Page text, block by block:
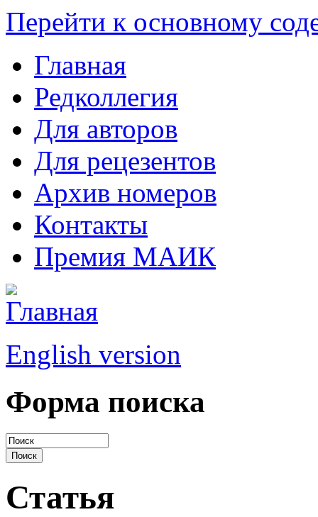
Перейти к основному
Главная
Редколлегия
Для авторов
Для рецезентов
Архив номеров
Контакты
Премия МАИК
English version
Форма поиска
Статья